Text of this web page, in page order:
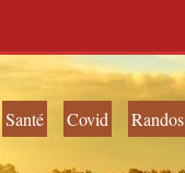
Santé Covid Randos